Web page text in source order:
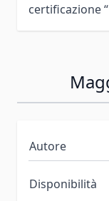
certificazione
Autore
Disponibilità